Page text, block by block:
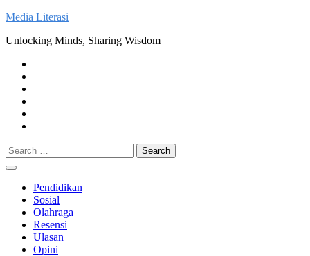
Skip
content
Media Literasi
Unlocking Minds, Sharing Wisdom
Search
for:
Pendidikan
Sosial
Olahraga
Resensi
Ulasan
Opini